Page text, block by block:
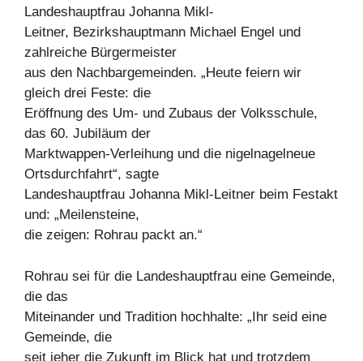
Landeshauptfrau Johanna Mikl-
Leitner, Bezirkshauptmann Michael Engel und
zahlreiche Bürgermeister
aus den Nachbargemeinden. „Heute feiern wir
gleich drei Feste: die
Eröffnung des Um- und Zubaus der Volksschule,
das 60. Jubiläum der
Marktwappen-Verleihung und die nigelnagelneue
Ortsdurchfahrt“, sagte
Landeshauptfrau Johanna Mikl-Leitner beim Festakt
und: „Meilensteine,
die zeigen: Rohrau packt an.“
Rohrau sei für die Landeshauptfrau eine Gemeinde,
die das
Miteinander und Tradition hochhalte: „Ihr seid eine
Gemeinde, die
seit jeher die Zukunft im Blick hat und trotzdem